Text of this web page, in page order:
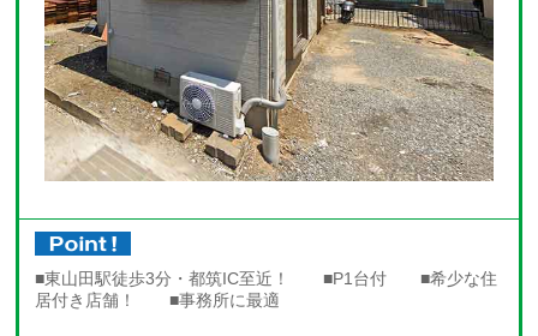
■東山田駅徒歩3分・都筑IC至近！ ■P1台付 ■希少な住
居付き店舗！ ■事務所に最適